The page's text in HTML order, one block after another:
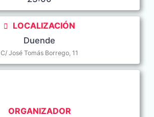
LOCALIZACIÓN
Duende
C/ José Tomás Borrego, 11
ORGANIZADOR